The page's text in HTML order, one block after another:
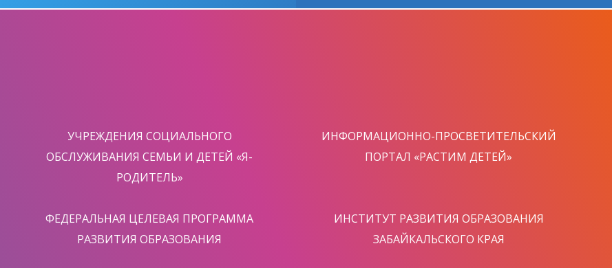
УЧРЕЖДЕНИЯ СОЦИАЛЬНОГО
ОБСЛУЖИВАНИЯ СЕМЬИ И ДЕТЕЙ «Я-
РОДИТЕЛЬ»
ИНФОРМАЦИОННО-ПРОСВЕТИТЕЛЬСКИЙ
ПОРТАЛ «РАСТИМ ДЕТЕЙ»
ФЕДЕРАЛЬНАЯ ЦЕЛЕВАЯ ПРОГРАММА
РАЗВИТИЯ ОБРАЗОВАНИЯ
ИНСТИТУТ РАЗВИТИЯ ОБРАЗОВАНИЯ
ЗАБАЙКАЛЬСКОГО КРАЯ